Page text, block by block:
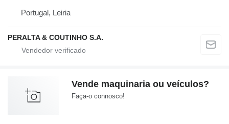
Portugal, Leiria
PERALTA & COUTINHO S.A.
Vende maquinaria ou veículos?
Faça-o connosco!